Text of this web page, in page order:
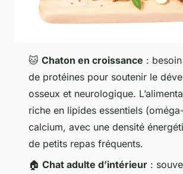
🐱 Chaton en croissance :
de protéines pour soutenir le
osseux et neurologique.
riche en lipides essentiels
calcium, avec une densité
de petits repas fréquents.
🏠 Chat adulte d’intérieur :